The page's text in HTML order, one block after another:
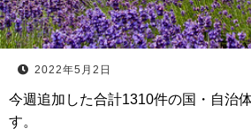
2022年5月2日
今週追加した合計1310件の国・自治
す。